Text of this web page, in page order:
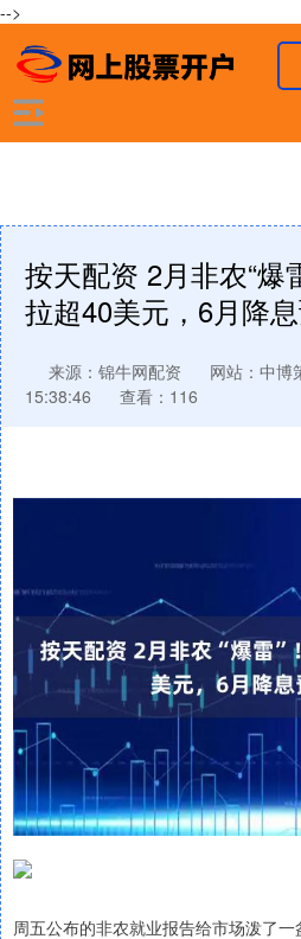
-->
按天配资 2月非农“爆
拉超40美元，6月降
来源：锦牛网配资 网站：中博
15:38:46
查看：116
周五公布的非农就业报告给市场泼了